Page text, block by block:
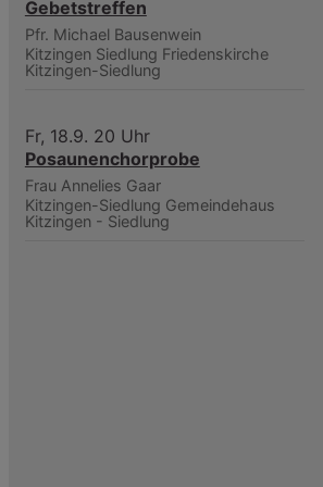
Gebetstreffen
Pfr. Michael Bausenwein
Kitzingen Siedlung Friedenskirche
Kitzingen-Siedlung
Fr, 18.9. 20 Uhr
Posaunenchorprobe
Frau Annelies Gaar
Kitzingen-Siedlung Gemeindehaus
Kitzingen - Siedlung